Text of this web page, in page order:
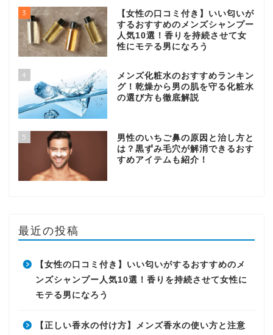
3
【女性の口コミ付き】いい匂いが
するおすすめのメンズシャンプー
人気10選！香りを持続させて女
性にモテる男になろう
4
メンズ化粧水のおすすめランキン
グ！乾燥から男の肌を守る化粧水
の選び方も徹底解説
5
男性のいちご鼻の原因と治し方と
は？黒ずみ毛穴が解消できるおす
すめアイテムも紹介！
最近の投稿
【女性の口コミ付き】いい匂いがするおすすめのメ
ンズシャンプー人気10選！香りを持続させて女性に
モテる男になろう
【正しい香水の付け方】メンズ香水の使い方と注意